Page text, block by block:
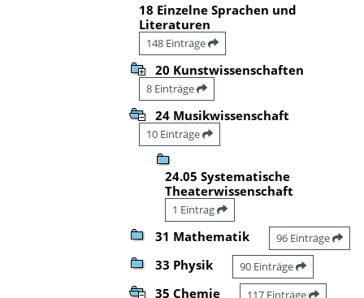
18 Einzelne Sprachen und
Literaturen
148 Einträge
20 Kunstwissenschaften
8 Einträge
24 Musikwissenschaft
10 Einträge
24.05 Systematische
Theaterwissenschaft
1 Eintrag
31 Mathematik 96 Einträge
33 Physik 90 Einträge
35 Chemie 117 Einträge